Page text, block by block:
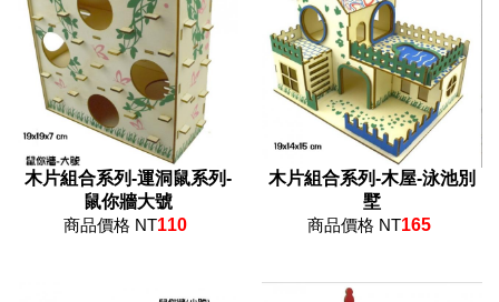
木片組合系列-運洞鼠系列-
鼠你牆大號
商品價格 NT110
木片組合系列-木屋-泳池別
墅
商品價格 NT165